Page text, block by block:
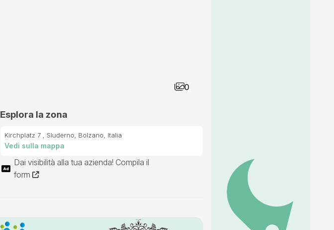
0
Esplora la zona
Kirchplatz 7 , Sluderno, Bolzano, Italia
Vedi sulla mappa
Dai visibilità alla tua azienda! Compila il
form